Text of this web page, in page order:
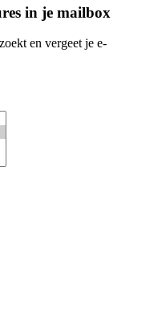
in je mailbox
en vergeet je e-